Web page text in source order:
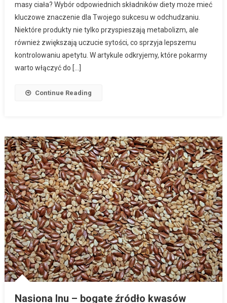
masy ciała? Wybór odpowiednich składników diety może mieć
kluczowe znaczenie dla Twojego sukcesu w odchudzaniu.
Niektóre produkty nie tylko przyspieszają metabolizm, ale
również zwiększają uczucie sytości, co sprzyja lepszemu
kontrolowaniu apetytu. W artykule odkryjemy, które pokarmy
warto włączyć do […]
Continue Reading
Nasiona lnu – bogate źródło kwasów